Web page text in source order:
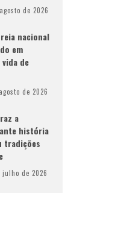
de 2026
nacional
em
de
de 2026
a
história
tradições
julho de 2026